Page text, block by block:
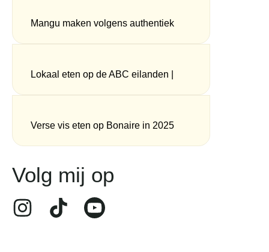
Mangu maken volgens authentiek
Lokaal eten op de ABC eilanden |
Verse vis eten op Bonaire in 2025
Volg mij op